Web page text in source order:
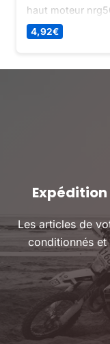
haut moteur
4,92€
Les articles de
conditionnés